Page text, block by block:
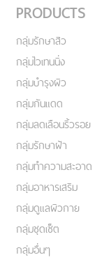
PRODUCTS
กลุ่มรักษาสิว
กลุ่มไวเทนนิ่ง
กลุ่มบำรุงผิว
กลุ่มกันแดด
กลุ่มลดเลือนริ้วรอย
กลุ่มรักษาฝ้า
กลุ่มทำความสะอาด
กลุ่มอาหารเสริม
กลุ่มดูแลผิวกาย
กลุ่มชุดเซ็ต
กลุ่มอื่นๆ